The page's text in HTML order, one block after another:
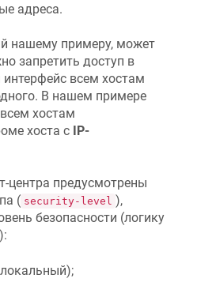
адреса.
нашему примеру, может
запретить доступ в
всем хостам
В нашем примере
хостам
хоста с IP-
центра предусмотрены
( security-level ),
безопасности (логику